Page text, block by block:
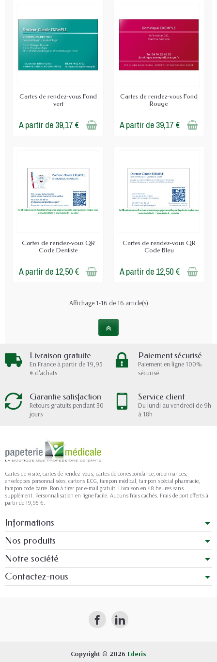
Cartes de rendez-vous Fond
vert
A partir de 39,17 €
Cartes de rendez-vous Fond
Rouge
A partir de 39,17 €
Cartes de rendez-vous QR
Code Dentiste
A partir de 12,50 €
Cartes de rendez-vous QR
Code Bleu
A partir de 12,50 €
Affichage 1-16 de 16 article(s)
Livraison gratuite
En France à partir de 19,95
€ d'achats
Paiement sécurisé
Paiement en ligne 100%
sécurisé
Garantie satisfaction
Retours gratuits pendant 30
jours
Service client
Du lundi au vendredi de 9h
à 18h
Cartes de visite, cartes de rendez-vous, cartes de correspondance, ordonnances,
enveloppes personnalisées, cartons ECG, tampon médical, tampon spécial pharmacie,
tampon code barre. Bon à tirer par e-mail gratuit. Livraison en 48 heures sans
supplément. Personnalisation en ligne facile. Aucuns frais cachés. Frais de port offerts à
partir de 19,95 €.
Informations
Nos produits
Notre société
Contactez-nous
Copyright © 2026 Ederis